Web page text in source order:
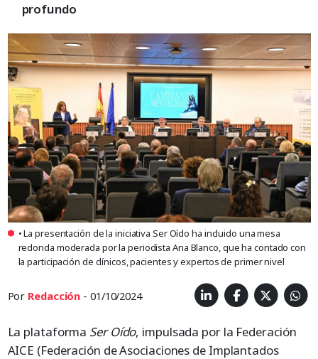
profundo
• La presentación de la iniciativa Ser Oído ha incluido una mesa
redonda moderada por la periodista Ana Blanco, que ha contado con
la participación de clínicos, pacientes y expertos de primer nivel
Por Redacción - 01/10/2024
La plataforma Ser Oído, impulsada por la Federación
AICE (Federación de Asociaciones de Implantados